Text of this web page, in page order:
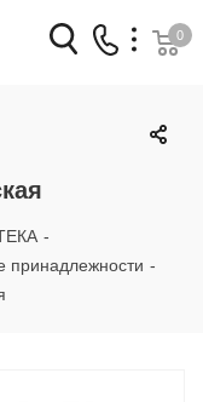
88-32
0
-
принадлежности -